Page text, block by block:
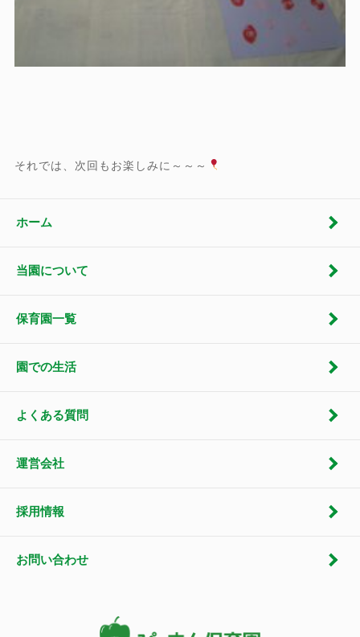
それでは、次回もお楽しみに～～～
ホーム
当園について
保育園一覧
園での生活
よくある質問
運営会社
採用情報
お問い合わせ